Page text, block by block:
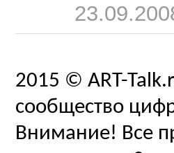
2015 © ART-
сообщество
Внимание! Все